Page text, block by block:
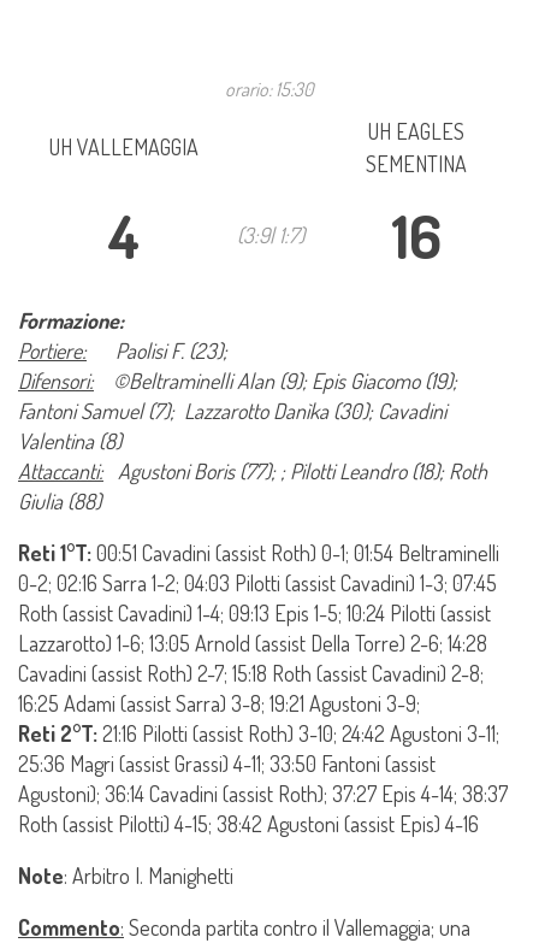
orario: 15:30
UH VALLEMAGGIA
UH EAGLES
SEMENTINA
4 (3:9| 1:7) 16
Formazione:
Portiere:Paolisi F. (23);
Difensori:©Beltraminelli Alan (9); Epis Giacomo (19);
Fantoni Samuel (7); Lazzarotto Danìka (30); Cavadini
Valentina (8)
Attaccanti:Agustoni Boris (77); ; Pilotti Leandro (18); Roth
Giulia (88)
Reti 1°T:00:51 Cavadini (assist Roth) 0-1; 01:54 Beltraminelli
0-2; 02:16 Sarra 1-2; 04:03 Pilotti (assist Cavadini) 1-3; 07:45
Roth (assist Cavadini) 1-4; 09:13 Epis 1-5; 10:24 Pilotti (assist
Lazzarotto) 1-6; 13:05 Arnold (assist Della Torre) 2-6; 14:28
Cavadini (assist Roth) 2-7; 15:18 Roth (assist Cavadini) 2-8;
16:25 Adami (assist Sarra) 3-8; 19:21 Agustoni 3-9;
Reti 2°T:21:16 Pilotti (assist Roth) 3-10; 24:42 Agustoni 3-11;
25:36 Magri (assist Grassi) 4-11; 33:50 Fantoni (assist
Agustoni); 36:14 Cavadini (assist Roth); 37:27 Epis 4-14; 38:37
Roth (assist Pilotti) 4-15; 38:42 Agustoni (assist Epis) 4-16
Note: Arbitro I. Manighetti
Commento: Seconda partita contro il Vallemaggia; una